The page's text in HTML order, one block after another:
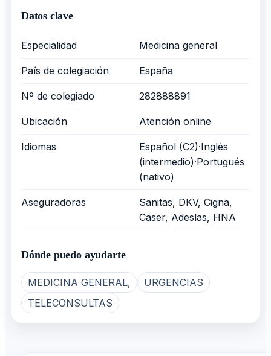
Datos clave
Especialidad Medicina general
País de colegiación España
Nº de colegiado 282888891
Ubicación Atención online
Idiomas
Español (C2)·Inglés
(intermedio)·Portugués
(nativo)
Aseguradoras
Sanitas, DKV, Cigna,
Caser, Adeslas, HNA
Dónde puedo ayudarte
MEDICINA GENERAL,
URGENCIAS
TELECONSULTAS